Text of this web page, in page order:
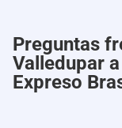
Preguntas
Valledupar
Expreso